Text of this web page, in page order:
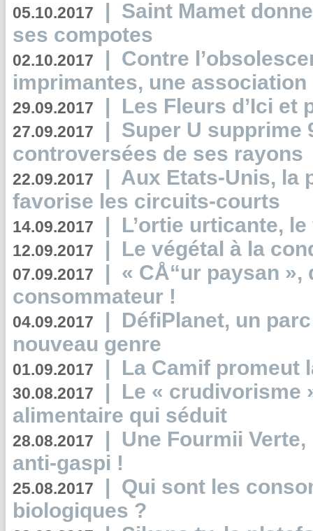
05.10.2017 | Saint Mamet
ses compotes
02.10.2017 | Contre
imprimantes, une
29.09.2017 | Les Fleurs d’Ici et
27.09.2017 | Super U supprime
controversées de ses rayons
22.09.2017 | Aux Etats-Unis, la
favorise les circuits-courts
14.09.2017 | L’ortie urticante,
12.09.2017 | Le végétal à la
07.09.2017 | « CÅ“ur paysan
consommateur !
04.09.2017 | DéfiPlanet, un
nouveau genre
01.09.2017 | La Camif promeut
30.08.2017 | Le « crudivorisme
alimentaire qui séduit
28.08.2017 | Une Fourmii
anti-gaspi !
25.08.2017 | Qui sont les
biologiques ?